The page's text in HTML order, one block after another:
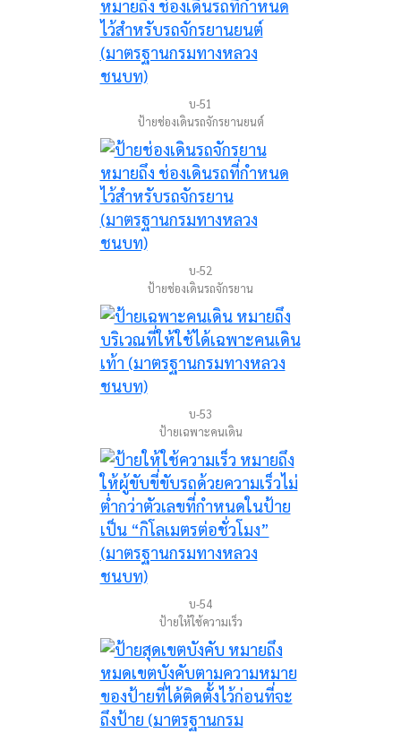
บ-51
ป้ายช่องเดินรถจักรยานยนต์
บ-52
ป้ายช่องเดินรถจักรยาน
บ-53
ป้ายเฉพาะคนเดิน
บ-54
ป้ายให้ใช้ความเร็ว